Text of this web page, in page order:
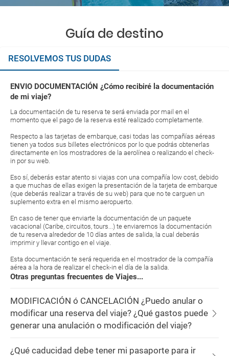
Guía de destino
RESOLVEMOS TUS DUDAS
ENVIO DOCUMENTACIÓN ¿Cómo recibiré la documentación
de mi viaje?
La documentación de tu reserva te será enviada por mail en el
momento que el pago de la reserva esté realizado completamente.
Respecto a las tarjetas de embarque, casi todas las compañías aéreas
tienen ya todos sus billetes electrónicos por lo que podrás obtenerlas
directamente en los mostradores de la aerolínea o realizando el check-
in por su web.
Eso sí, deberás estar atento si viajas con una compañía low cost, debido
a que muchas de ellas exigen la presentación de la tarjeta de embarque
(que deberás realizar a través de su web) para que no te carguen un
suplemento extra en el mismo aeropuerto.
En caso de tener que enviarte la documentación de un paquete
vacacional (Caribe, circuitos, tours...) te enviaremos la documentación
de tu reserva alrededor de 10 días antes de salida, la cual deberás
imprimir y llevar contigo en el viaje.
Esta documentación te será requerida en el mostrador de la compañía
aérea a la hora de realizar el check-in el día de la salida.
Otras preguntas frecuentes de Viajes...
MODIFICACIÓN ó CANCELACIÓN ¿Puedo anular o
modificar una reserva del viaje? ¿Qué gastos puede
generar una anulación o modificación del viaje?
¿Qué caducidad debe tener mi pasaporte para ir